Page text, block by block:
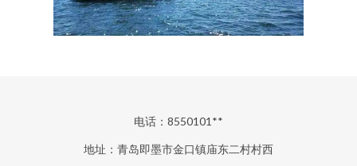
电话：8550101**
地址：青岛即墨市金口镇庙东二村村西